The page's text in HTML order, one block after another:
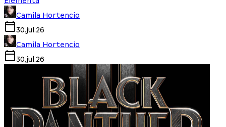
Camila Hortencio
30.jul.26
Camila Hortencio
30.jul.26